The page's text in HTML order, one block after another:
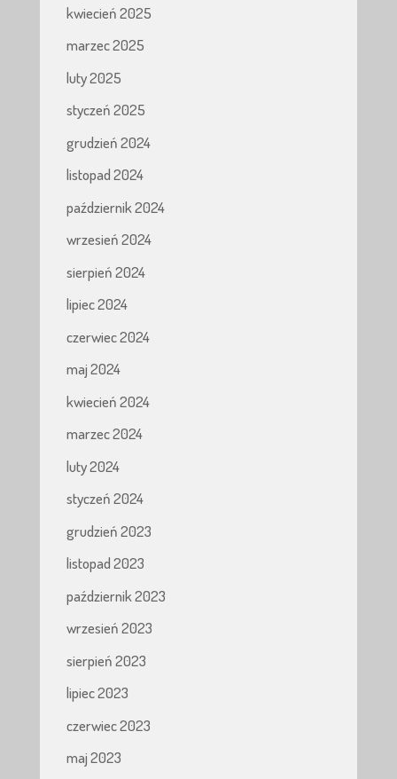
kwiecień 2025
marzec 2025
luty 2025
styczeń 2025
grudzień 2024
listopad 2024
październik 2024
wrzesień 2024
sierpień 2024
lipiec 2024
czerwiec 2024
maj 2024
kwiecień 2024
marzec 2024
luty 2024
styczeń 2024
grudzień 2023
listopad 2023
październik 2023
wrzesień 2023
sierpień 2023
lipiec 2023
czerwiec 2023
maj 2023